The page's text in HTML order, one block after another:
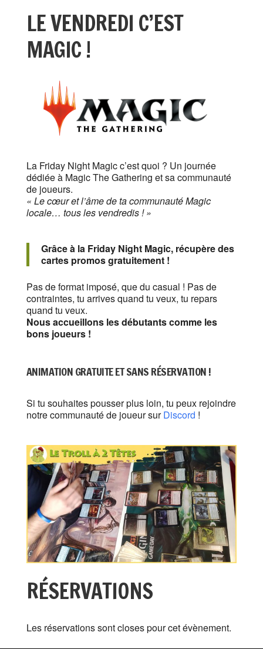
LE VENDREDI C’EST
MAGIC !
La Friday Night Magic c’est quoi ? Un journée
dédiée à Magic The Gathering et sa communauté
de joueurs.
« Le cœur et l’âme de ta communauté Magic
locale… tous les vendredis ! »
Grâce à la Friday Night Magic, récupère des
cartes promos gratuitement !
Pas de format imposé, que du casual ! Pas de
contraintes, tu arrives quand tu veux, tu repars
quand tu veux.
Nous accueillons les débutants comme les
bons joueurs !
ANIMATION GRATUITE ET SANS RÉSERVATION !
Si tu souhaites pousser plus loin, tu peux rejoindre
notre communauté de joueur surDiscord !
RÉSERVATIONS
Les réservations sont closes pour cet évènement.